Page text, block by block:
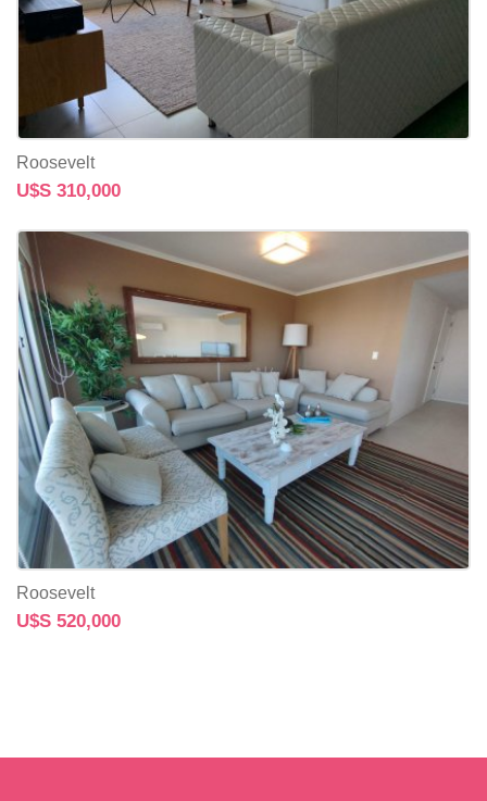
Roosevelt
U$S 310,000
Roosevelt
U$S 520,000